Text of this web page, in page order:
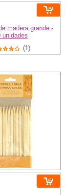
madera grande -
unidades
(1)